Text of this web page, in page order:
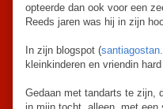
opteerde dan ook voor een
Reeds jaren was hij in zijn
In zijn blogspot (
kleinkinderen en vriendin
Gedaan met tandarts te zijn,